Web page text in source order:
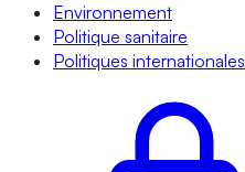
Environnement
Politique sanitaire
Politiques internationales